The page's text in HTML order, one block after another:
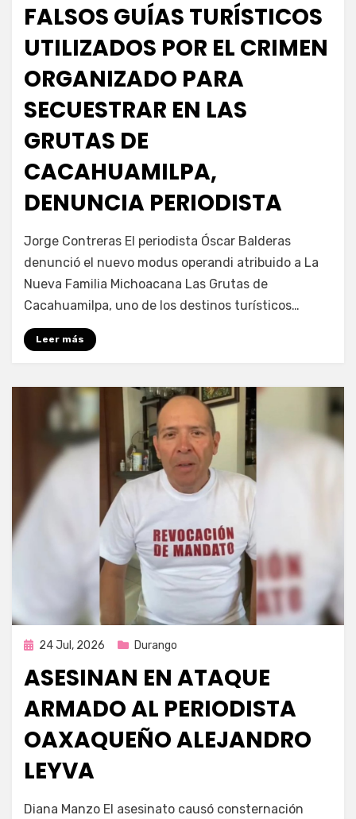
FALSOS GUÍAS TURÍSTICOS
UTILIZADOS POR EL CRIMEN
ORGANIZADO PARA
SECUESTRAR EN LAS
GRUTAS DE
CACAHUAMILPA,
DENUNCIA PERIODISTA
Fernando Miranda Servín
Jorge Contreras El periodista Óscar Balderas
denunció el nuevo modus operandi atribuido a La
Nueva Familia Michoacana Las Grutas de
Cacahuamilpa, uno de los destinos turísticos…
Leer más
Publicada
24 Jul, 2026 Durango
ASESINAN EN ATAQUE
ARMADO AL PERIODISTA
OAXAQUEÑO ALEJANDRO
LEYVA
Fernando Miranda Servín
Diana Manzo El asesinato causó consternación